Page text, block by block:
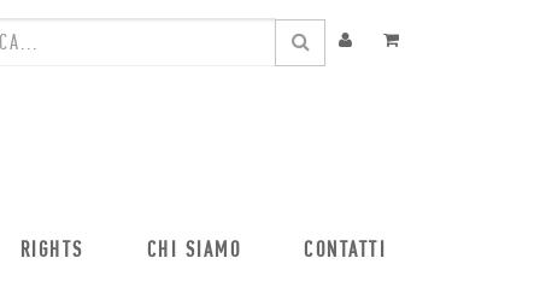
RIGHTS CHI SIAMO CONTATTI